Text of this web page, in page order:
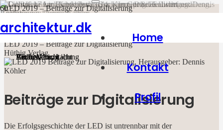
architektur.dk
Home
Kontakt
Profil
LED 2019 – Beiträge zur Digitalisierung
LED 2019 – Beiträge zur Digitalisierung
Hüthig Verlag
LED 2019 – Beiträge zur Digitalisierung
Hüthig Verlag
Beiträge zur Digitalisierung
Die Erfolgsgeschichte der LED ist untrennbar mit der
Gespräche zur Lichtkultur No.4
Veranstaltung
Lichtatlas
Bücher,Licht
DARK 17
Licht,Veranstaltung
Kitschbude
Architektur,Licht